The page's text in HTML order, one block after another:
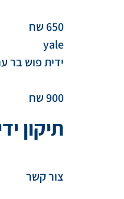
650 שח
yale
ידית פוש בר
900 שח
תיקון
צור קשר